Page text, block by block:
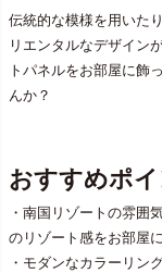
伝統的な模様を用いた
リエンタルなデザイン
トパネルをお部屋に飾
んか？
おすすめポイ
・南国リゾートの雰囲
のリゾート感をお部屋
・モダンなカラーリン